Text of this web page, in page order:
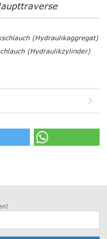
(Hydraulikaggregat)
(Hydraulikzylinder)
!